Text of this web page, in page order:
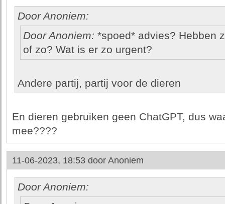
Door Anoniem:
Door Anoniem: *spoed* advies? Hebben
of zo? Wat is er zo urgent?
Andere partij, partij voor de dieren
En dieren gebruiken geen ChatGPT, dus
mee????
11-06-2023, 18:53 door Anoniem
Door Anoniem: